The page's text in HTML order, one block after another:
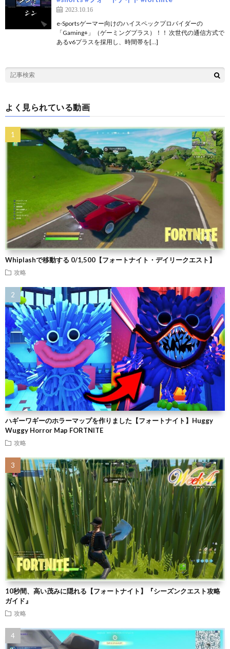
2023.10.16
e-Sportsゲーマー向けのハイスペックプロバイダーの
「Gaming+」（ゲーミングプラス）！！ 次世代の通信方式で
あるv6プラスを採用し、時間帯を[…]
よく見られている動画
Whiplashで移動する 0/1,500【フォートナイト・デイリークエスト】
攻略
ハギーワギーのホラーマップを作りました【フォートナイト】Huggy
Wuggy Horror Map FORTNITE
攻略
10秒間、高い茂みに隠れる【フォートナイト】『シーズンクエスト攻略
ガイド』
攻略